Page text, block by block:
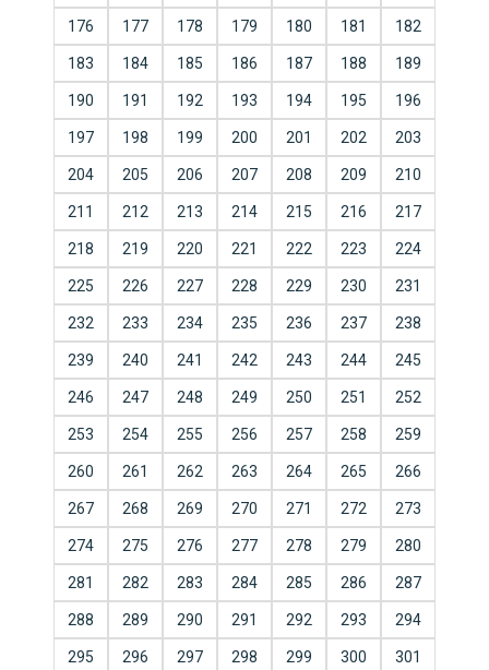
176 177 178 179 180 181 182
183 184 185 186 187 188 189
190 191 192 193 194 195 196
197 198 199 200 201 202 203
204 205 206 207 208 209 210
211 212 213 214 215 216 217
218 219 220 221 222 223 224
225 226 227 228 229 230 231
232 233 234 235 236 237 238
239 240 241 242 243 244 245
246 247 248 249 250 251 252
253 254 255 256 257 258 259
260 261 262 263 264 265 266
267 268 269 270 271 272 273
274 275 276 277 278 279 280
281 282 283 284 285 286 287
288 289 290 291 292 293 294
295 296 297 298 299 300 301